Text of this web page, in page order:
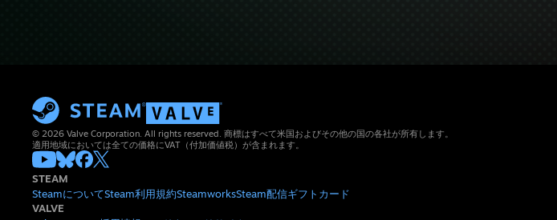
© 2026 Valve Corporation. All rights reserved. 商標はすべて米国およびその他の国の各社が所有します。
適用地域においては全ての価格にVAT（付加価値税）が含まれます。
STEAM
SteamについてSteam利用規約SteamworksSteam配信ギフトカード
VALVE